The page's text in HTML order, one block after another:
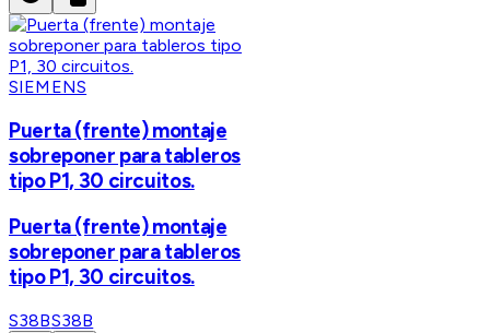
SIEMENS
Puerta (frente) montaje
sobreponer para tableros
tipo P1, 30 circuitos.
Puerta (frente) montaje
sobreponer para tableros
tipo P1, 30 circuitos.
S38BS38B